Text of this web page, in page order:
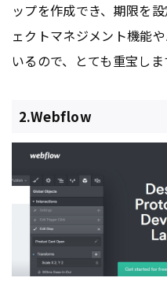
ップを作成でき、期限を
ェクトマネジメント機能
いるので、とても重宝しま
2.Webflow